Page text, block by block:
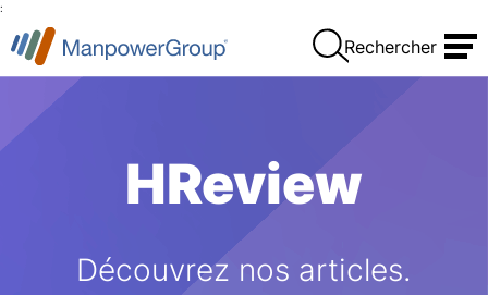
:
Rechercher
HReview
Découvrez nos articles.